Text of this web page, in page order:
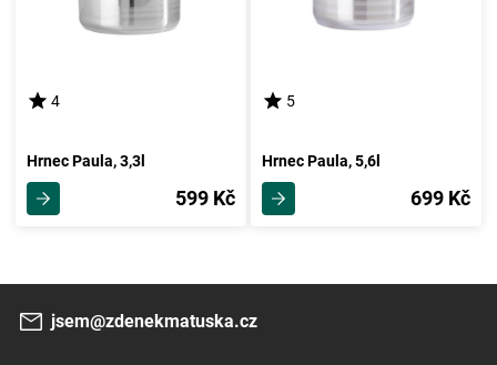
4
Hrnec Paula, 3,3l
599 Kč
5
Hrnec Paula, 5,6l
699 Kč
jsem@zdenekmatuska.cz